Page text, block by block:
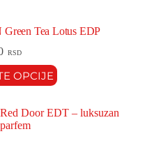
Tea Lotus EDP
RSD
OPCIJE